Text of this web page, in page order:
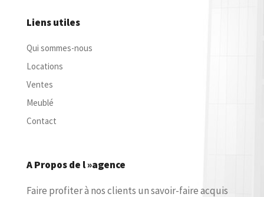
Liens utiles
Qui sommes-nous
Locations
Ventes
Meublé
Contact
A Propos de l »agence
Faire profiter à nos clients un savoir-faire acquis